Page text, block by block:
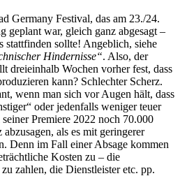
Germany Festival, das am 23./24.
geplant war, gleich ganz abgesagt –
stattfinden sollte! Angeblich, siehe
Hindernisse“. Also, der
dreieinhalb Wochen vorher fest, dass
kann? Schlechter Scherz.
wenn man sich vor Augen hält, dass
oder jedenfalls weniger teuer
Premiere 2022 noch 70.000
als es mit geringerer
Denn im Fall einer Absage kommen
Kosten zu – die
zahlen, die Dienstleister etc. pp.